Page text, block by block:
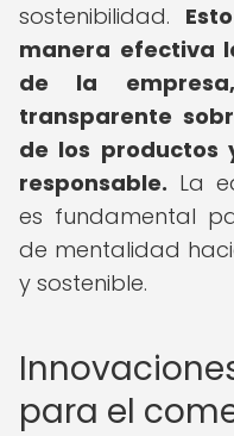
sostenibilidad.
manera efectiva
de la
transparente
de los productos
responsable. La
es fundamental
de mentalidad
y sostenible.
para el